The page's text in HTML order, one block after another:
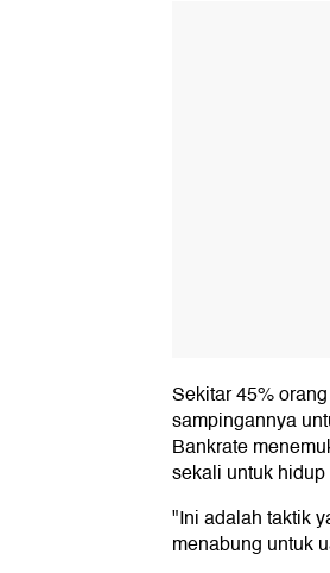
Sekitar 45%
sampingannya
Bankrate
sekali untuk
"Ini adalah taktik
menabung untuk